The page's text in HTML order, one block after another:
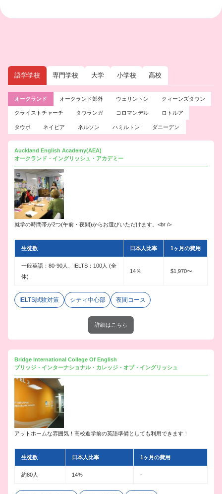
語学学校 専門学校 大学 小学校 高校
オークランド オークランド郊外 ウェリントン クィーンズタウン
クライストチャーチ タウランガ コロマンデル ロトルア
タウポ ネイピア ネルソン ハミルトン ダニーデン
Auckland English Academy(AEA)
オークランド・イングリッシュ・アカデミー
就学の時間帯が2つ(午前・夜間)からお選びいただけます。<br />
生徒数 日本人比率 1ヶ月の費用
一般英語：80-90人、IELTS：100人 (全
体)
14％ $1,970〜
IELTS試験対策 シティ中心部 夜間コース
詳細はこちら
Bridge International College Of English
ブリッジ・インターナショナル・カレッジ・オブ・イングリッシュ
アットホームな雰囲気！高校進学前の英語準備としても利用できます！
生徒数 日本人比率 1ヶ月の費用
約80人 14% -